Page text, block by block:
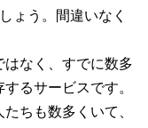
ょう。間違いなく
はなく、すでに数多
るサービスです。
ちも数多くいて、